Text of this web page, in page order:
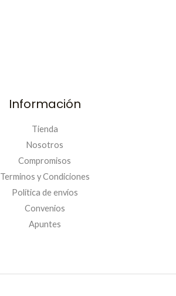
Información
Tienda
Nosotros
Compromisos
Terminos y Condiciones
Política de envíos
Convenios
Apuntes